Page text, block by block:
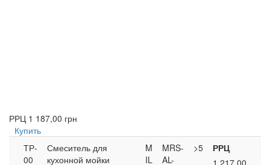
РРЦ 1 187,00 грн
Купить
ТР-
00
Смеситель для
кухонной мойки
M
IL
MRS-
AL-
>5
РРЦ
1 217,00